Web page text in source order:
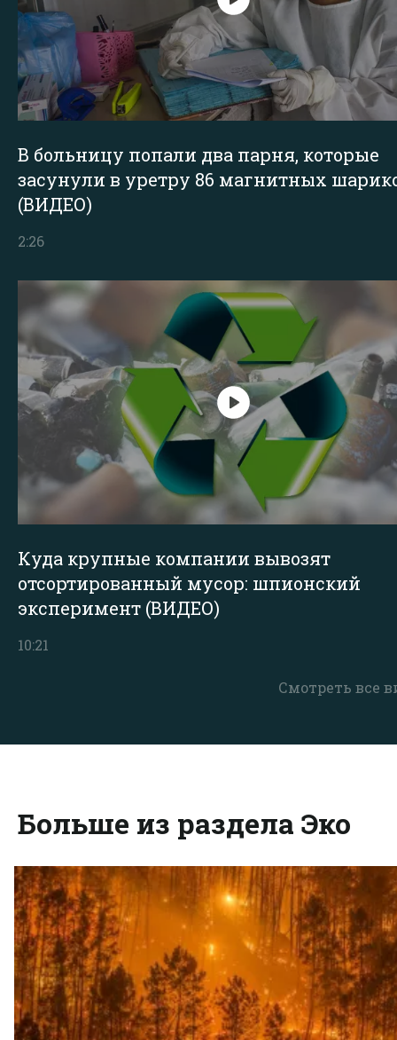
Смотреть все
В больницу попали два парня, которые
засунули в уретру 86 магнитных
(ВИДЕО)
2:26
Куда крупные компании вывозят
отсортированный мусор: шпионский
эксперимент (ВИДЕО)
10:21
Больше из раздела Эко